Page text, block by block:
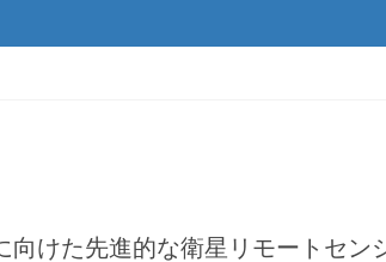
けた先進的な衛星リモートセン